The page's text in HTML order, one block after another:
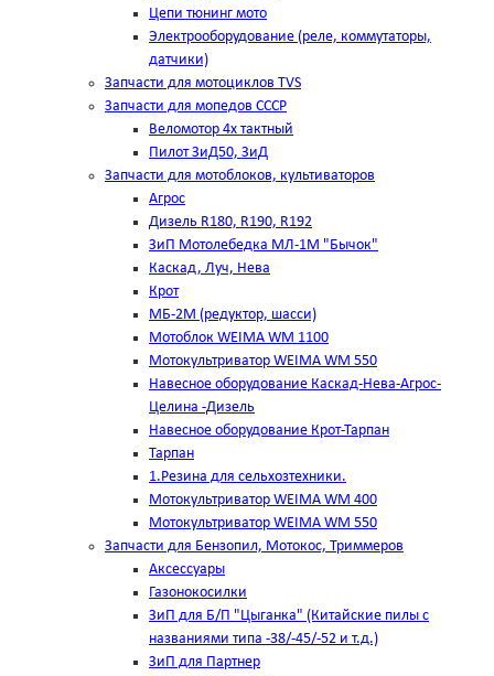
Цепи тюнинг мото
Электрооборудование (реле, коммутаторы,
датчики)
Запчасти для мотоциклов TVS
Запчасти для мопедов СССР
Веломотор 4х тактный
Пилот ЗиД50, ЗиД
Запчасти для мотоблоков, культиваторов
Агрос
Дизель R180, R190, R192
ЗиП Мотолебедка МЛ-1М "Бычок"
Каскад, Луч, Нева
Крот
МБ-2М (редуктор, шасси)
Мотоблок WEIMA WM 1100
Мотокультриватор WEIMA WM 550
Навесное оборудование Каскад-Нева-Агрос-
Целина -Дизель
Навесное оборудование Крот-Тарпан
Тарпан
1.Резина для сельхозтехники.
Мотокультриватор WEIMA WM 400
Мотокультриватор WEIMA WM 550
Запчасти для Бензопил, Мотокос, Триммеров
Аксессуары
Газонокосилки
ЗиП для Б/П "Цыганка" (Китайские пилы с
названиями типа -38/-45/-52 и т.д.)
ЗиП для Партнер